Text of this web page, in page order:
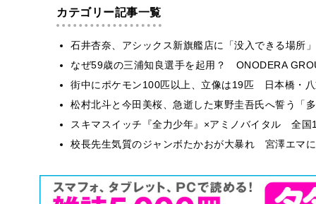
カテゴリー記事一覧
石井杏奈、アシックス新旗艦店に「没入できる場所
なぜ59歳の三浦知良選手を起用？ ONODERA
街中にポケモン100匹以上、立像は19匹 日本橋・
松村北斗と今田美桜、急逝した東野圭吾氏へ誓う「
スキマスイッチ『全力少年』×アミノバイタル 全国
校長先生気質のジャンボたかおが大暴れ 宮澤エマ